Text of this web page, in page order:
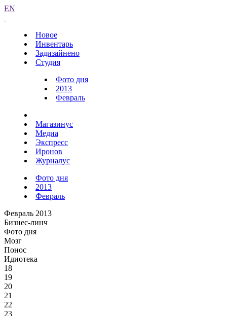
EN
Новое
Инвентарь
Задизайнено
Студия
Фото дня
2013
Февраль
Магазинус
Медиа
Экспресс
Иронов
Журналус
Фото дня
2013
Февраль
Февраль 2013
Бизнес-линч
Фото дня
Мозг
Понос
Идиотека
18
19
20
21
22
23